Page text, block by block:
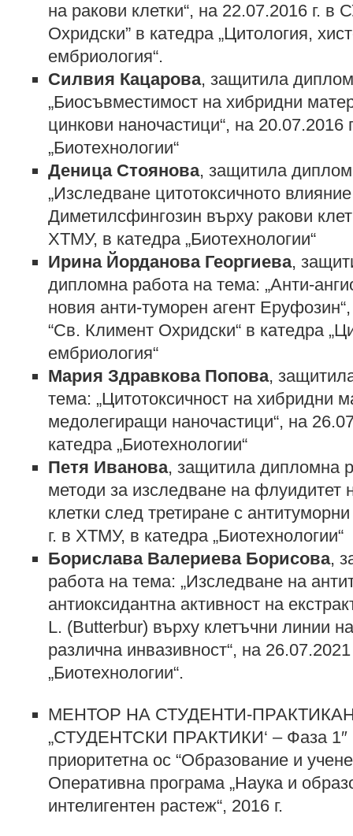
на ракови клетки“, на 22.07.2016 г. в
Охридски” в катедра „Цитология,
ембриология“.
Силвия Кацарова, защитила
„Биосъвместимост на хибридни
цинкови наночастици“, на
„Биотехнологии“
Деница Стоянова, защитила
„Изследване цитотоксичното
Диметилсфингозин върху ракови
ХТМУ, в катедра „Биотехнологии“
Ирина Йорданова Георгиева,
дипломна работа на тема: „Анти-
новия анти-туморен агент
“Св. Климент Охридски“ в катедра
ембриология“
Мария Здравкова Попова,
тема: „Цитотоксичност на хибридни
медолегиращи наночастици“, на
катедра „Биотехнологии“
Петя Иванова, защитила дипломна
методи за изследване на флуидитет
клетки след третиране с
г. в ХТМУ, в катедра „Биотехнологии“
Борислава Валериева Борисова,
работа на тема: „Изследване на
антиоксидантна активност на
L. (Butterbur) върху клетъчни линии
различна инвазивност“, на
„Биотехнологии“.
МЕНТОР НА СТУДЕНТИ-
„СТУДЕНТСКИ ПРАКТИКИ‘ – Фаза 1″
приоритетна ос “Образование и
Оперативна програма „Наука и
интелигентен растеж“, 2016 г.